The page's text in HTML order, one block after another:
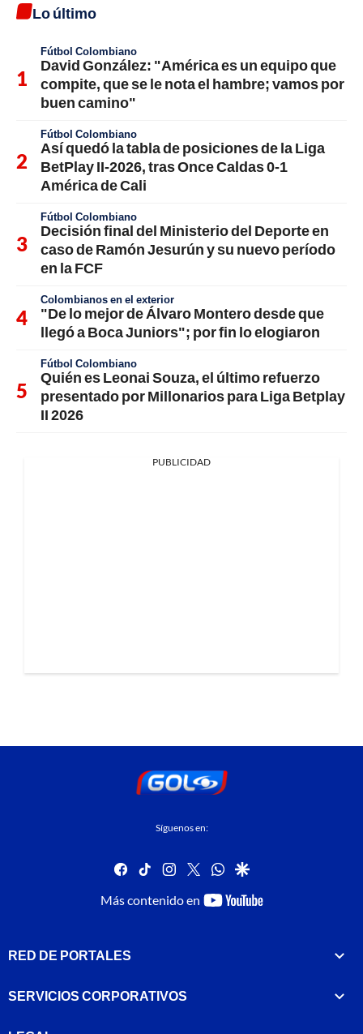
Lo último
Fútbol Colombiano
David González: "América es un equipo que
compite, que se le nota el hambre; vamos por
buen camino"
Fútbol Colombiano
Así quedó la tabla de posiciones de la Liga
BetPlay II-2026, tras Once Caldas 0-1
América de Cali
Fútbol Colombiano
Decisión final del Ministerio del Deporte en
caso de Ramón Jesurún y su nuevo período
en la FCF
Colombianos en el exterior
"De lo mejor de Álvaro Montero desde que
llegó a Boca Juniors"; por fin lo elogiaron
Fútbol Colombiano
Quién es Leonai Souza, el último refuerzo
presentado por Millonarios para Liga Betplay
II 2026
PUBLICIDAD
Síguenos en:
facebook
tiktok instagram
twitterwhatsapp
google
Más contenido en
youtube-
RED DE PORTALES
SERVICIOS CORPORATIVOS